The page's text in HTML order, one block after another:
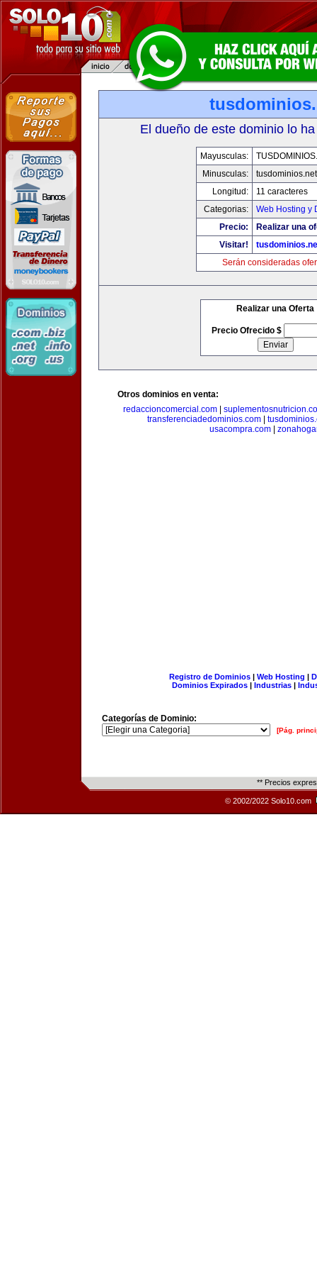
El dueño de este dominio lo
Mayusculas:
Minusculas:
tusdominios.net
Longitud:
11 caracteres
Categorias:
Web Hosting y
Precio:
Realizar una
Visitar!
Serán consideradas
Realizar una Oferta
Precio Ofrecido $
Otros dominios en venta:
redaccioncomercial.com|
transferenciadedominios.com|
usacompra.com
Registro de Dominios| Web Hosting |
Dominios Expirados | Industrias |
Categorías de Dominio:
[Pág.
** Precios
© 2002/2022 Solo10.com